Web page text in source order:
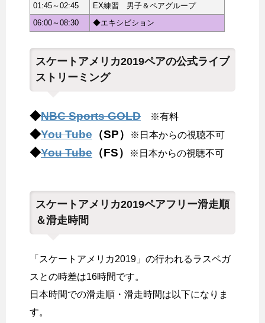
01:45～02:45
EX練習 男子＆ペアグループ
06:00～08:30
◆エキシビション
スケートアメリカ2019ペアの公式ライブ
ストリーミング
◆NBC Sports GOLD ※有料
◆You Tube （SP） ※日本からの視聴不可
◆You Tube （FS） ※日本からの視聴不可
スケートアメリカ2019ペアフリー滑走順
＆滑走時間
「スケートアメリカ2019」の行われるラスベガ
スとの時差は16時間です。
日本時間での滑走順・滑走時間は以下になりま
す。